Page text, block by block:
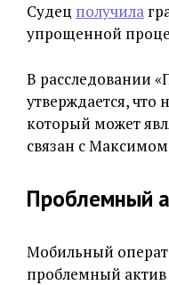
Судец получила
упрощенной
В расследовании
утверждается,
который может
связан с
Проблемный
Мобильный
проблемный актив